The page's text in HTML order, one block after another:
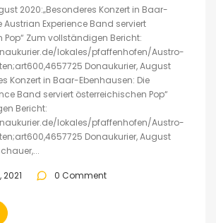
2020:„Besonderes Konzert in Baar-
Austrian Experience Band serviert
Pop“ Zum vollständigen Bericht:
lokales/pfaffenhofen/Austro-
Donaukurier, August
Konzert in Baar-Ebenhausen: Die
Band serviert österreichischen Pop“
Bericht:
lokales/pfaffenhofen/Austro-
Donaukurier, August
2021 0 Comment